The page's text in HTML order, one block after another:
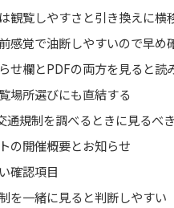
観覧しやすさと引き換えに横
感覚で油断しやすいので早め
せ欄とPDFの両方を見ると読
場所選びにも直結する
通規制を調べるときに見るべ
の開催概要とお知らせ
確認項目
を一緒に見ると判断しやすい